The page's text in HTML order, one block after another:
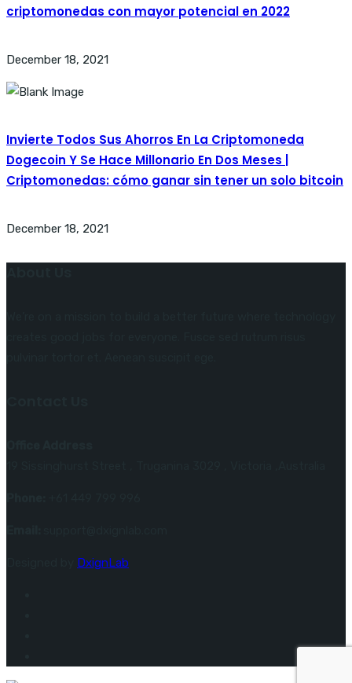
criptomonedas con mayor potencial en 2022
December 18, 2021
Invierte Todos Sus Ahorros En La Criptomoneda
Dogecoin Y Se Hace Millonario En Dos Meses |
Criptomonedas: cómo ganar sin tener un solo bitcoin
December 18, 2021
DxignLab